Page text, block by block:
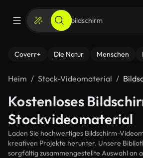
Coverr+ Die Natur Menschen
Heim Stock-Videomaterial
Kostenloses
Stockvideomaterial
Laden Sie hochwertiges Bildschirm-
kreativen Projekte herunter. Unsere
sorgfältig zusammengestellte Auswahl an